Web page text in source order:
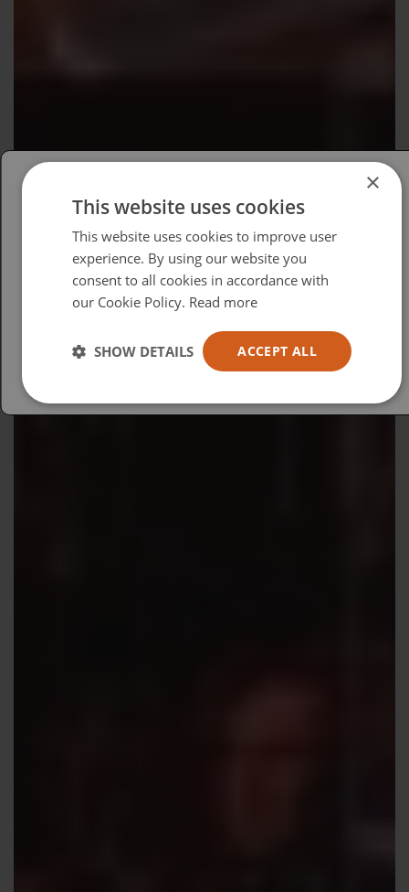
Please select your region/language
British
USA
Español
×
This website uses cookies
This website uses cookies to improve user
experience. By using our website you
consent to all cookies in accordance with
our Cookie Policy. Read more
ACCEPT ALL
SHOW DETAILS